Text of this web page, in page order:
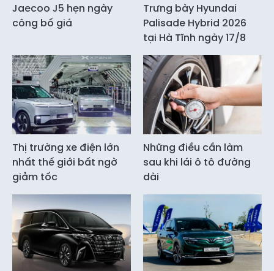
Jaecoo J5 hẹn ngày
công bố giá
Trưng bày Hyundai
Palisade Hybrid 2026
tại Hà Tĩnh ngày 17/8
Thị trường xe điện lớn
nhất thế giới bất ngờ
giảm tốc
Những điều cần làm
sau khi lái ô tô đường
dài